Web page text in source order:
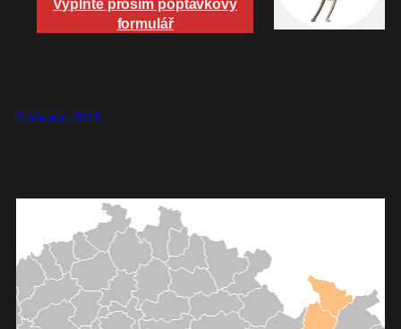
Vyplňte prosím poptávkový
formulář
2 března, 2019